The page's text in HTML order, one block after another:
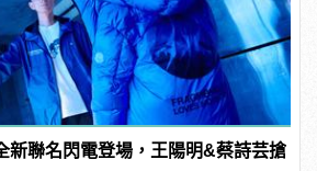
新聯名閃電登場，王陽明&蔡詩芸搶